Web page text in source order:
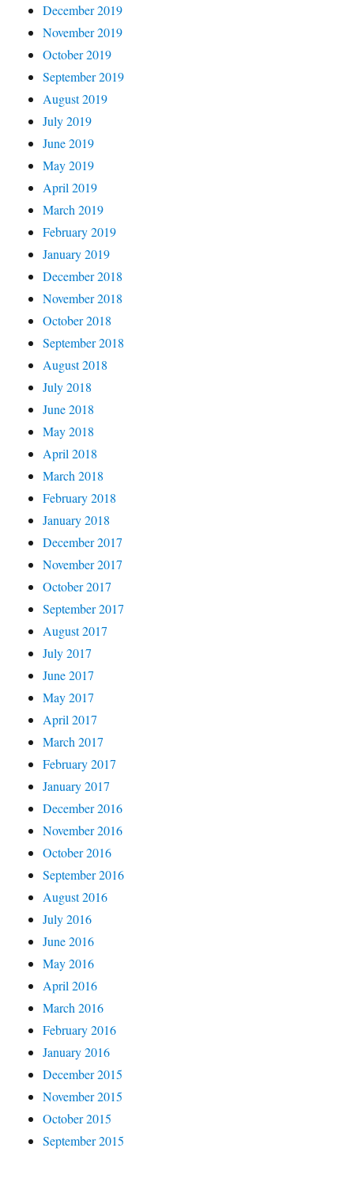
December 2019
November 2019
October 2019
September 2019
August 2019
July 2019
June 2019
May 2019
April 2019
March 2019
February 2019
January 2019
December 2018
November 2018
October 2018
September 2018
August 2018
July 2018
June 2018
May 2018
April 2018
March 2018
February 2018
January 2018
December 2017
November 2017
October 2017
September 2017
August 2017
July 2017
June 2017
May 2017
April 2017
March 2017
February 2017
January 2017
December 2016
November 2016
October 2016
September 2016
August 2016
July 2016
June 2016
May 2016
April 2016
March 2016
February 2016
January 2016
December 2015
November 2015
October 2015
September 2015